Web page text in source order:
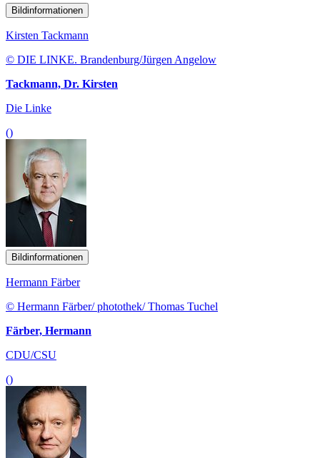
Bildinformationen
Kirsten Tackmann
© DIE LINKE. Brandenburg/Jürgen Angelow
Tackmann, Dr. Kirsten
Die Linke
()
Bildinformationen
Hermann Färber
© Hermann Färber/ photothek/ Thomas Tuchel
Färber, Hermann
CDU/CSU
()